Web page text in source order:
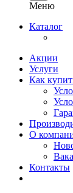
Меню
Каталог
Акции
Услуги
Как
О
Контакты